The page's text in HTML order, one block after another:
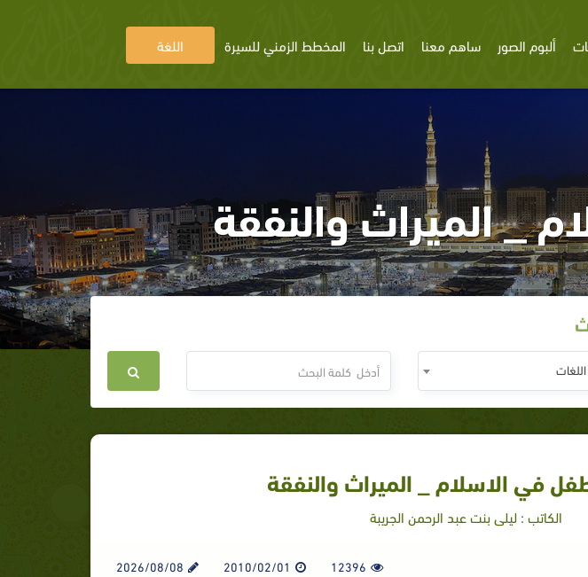
ألبوم الصور ساهم معنا اتصل بنا المخطط الزمني للسيرة اللغة
_ الميراث والنفقة
في الاسلام _ الميراث والنفقة
الكاتب : ليلى بنت عبد الرحمن الجريبة
12396
2010/02/01
2026/08/08